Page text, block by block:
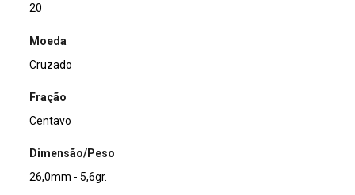
20
Moeda
Cruzado
Fração
Centavo
Dimensão/Peso
26,0mm - 5,6gr.